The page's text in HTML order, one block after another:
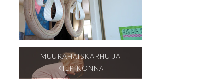
MUURAHAISKARHU JA
KILPIKONNA